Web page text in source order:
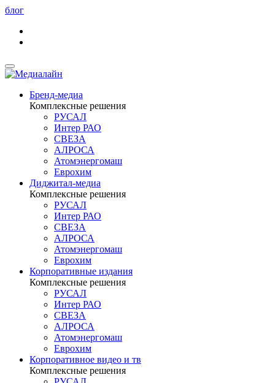
блог
Бренд-медиа
Комплексные решения
РУСАЛ
Интер РАО
СВЕЗА
АЛРОСА
Атомэнергомаш
Еврохим
Диджитал-медиа
Комплексные решения
РУСАЛ
Интер РАО
СВЕЗА
АЛРОСА
Атомэнергомаш
Еврохим
Корпоративные издания
Комплексные решения
РУСАЛ
Интер РАО
СВЕЗА
АЛРОСА
Атомэнергомаш
Еврохим
Корпоративное видео и тв
Комплексные решения